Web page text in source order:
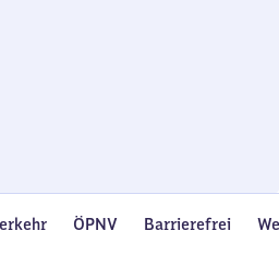
ÖPNV Barrierefrei